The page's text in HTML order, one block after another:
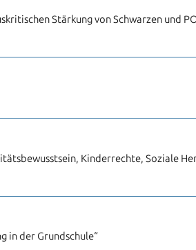
Stärkung von Schwarzen und
Kinderrechte, Soziale
in der Grundschule“